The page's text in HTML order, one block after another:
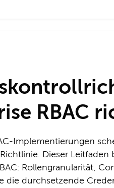
RBAC
Implementierungen
Dieser
Rollengranularität,
die durchsetzende